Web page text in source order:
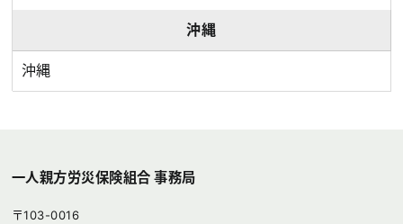
沖縄
沖縄
一人親方労災保険組合 事務局
〒103-0016